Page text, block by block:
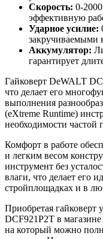
Скорость: 0-
эффективную
Ударное усилие:
закручиваемыми
Аккумулятор:
гарантирует
Гайковерт DeWALT
что делает его
выполнения
(eXtreme Runtime)
необходимости частой
Комфорт в работе
и легким весом
инструмент без
влаги, что делает его
стройплощадках и в
Приобретая
DCF921P2T в
на который можно